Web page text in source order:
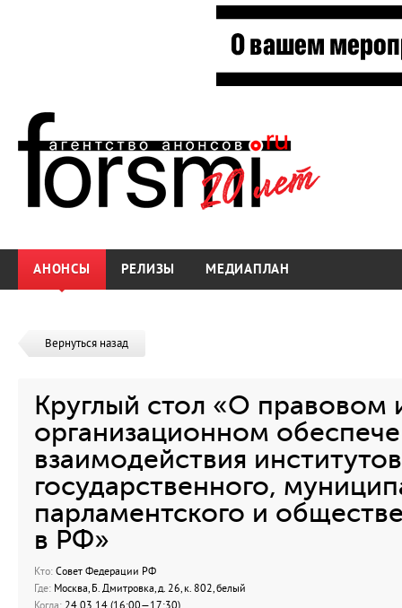
АНОНСЫ РЕЛИЗЫ МЕДИАПЛАН
Вернуться назад
Круглый стол «О правовом
организационном
взаимодействия институтов
государственного,
парламентского и
в РФ»
Кто: Совет Федерации РФ
Где: Москва, Б. Дмитровка, д. 26, к. 802, белый
Когда: 24.03.14 (16:00—17:30)